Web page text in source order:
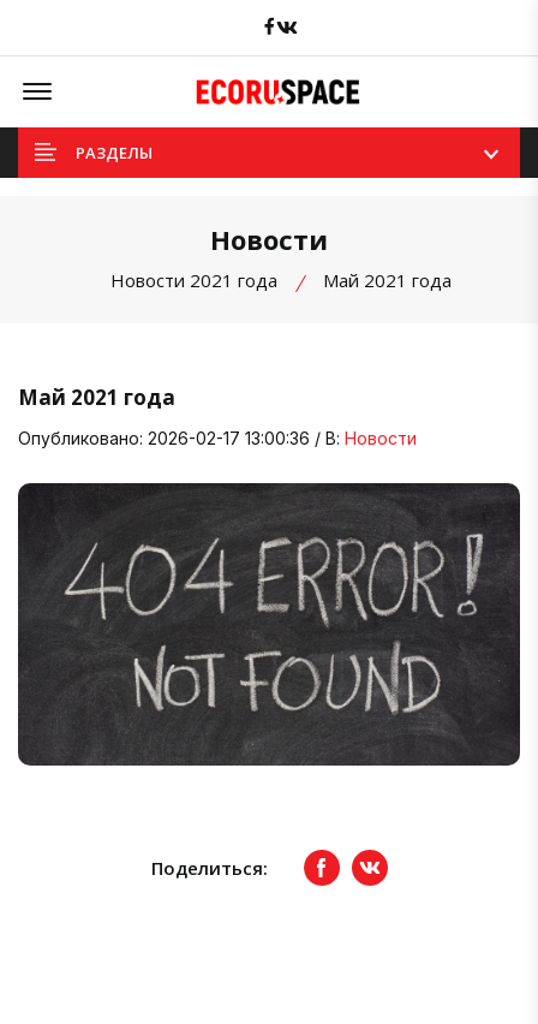
Facebook
Offcanvas Menu Open
РАЗДЕЛЫ
Новости
Новости 2021 года Май 2021 года
Май 2021 года
Опубликовано: 2026-02-17 13:00:36 / В: Новости
Поделиться: FacebookвКонтакте